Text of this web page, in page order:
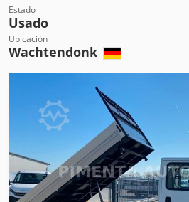
Estado
Usado
Ubicación
Wachtendonk